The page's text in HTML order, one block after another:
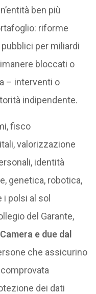
ben più
riforme
per miliardi
bloccati o
– interventi o
indipendente.
fisco
valorizzazione
identità
genetica, robotica,
i polsi al sol
del Garante,
e due dal
che assicurino
dei dati